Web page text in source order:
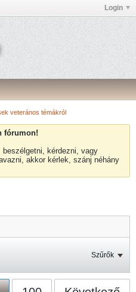
Login
veterános témákról
fórumon!
kérdezni, vagy
akkor kérlek, szánj néhány
Szűrők